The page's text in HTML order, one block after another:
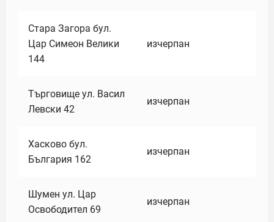
Стара Загора бул.
Цар Симеон Велики
144
изчерпан
Търговище ул. Васил
Левски 42
изчерпан
Хасково бул.
България 162
изчерпан
Шумен ул. Цар
Освободител 69
изчерпан